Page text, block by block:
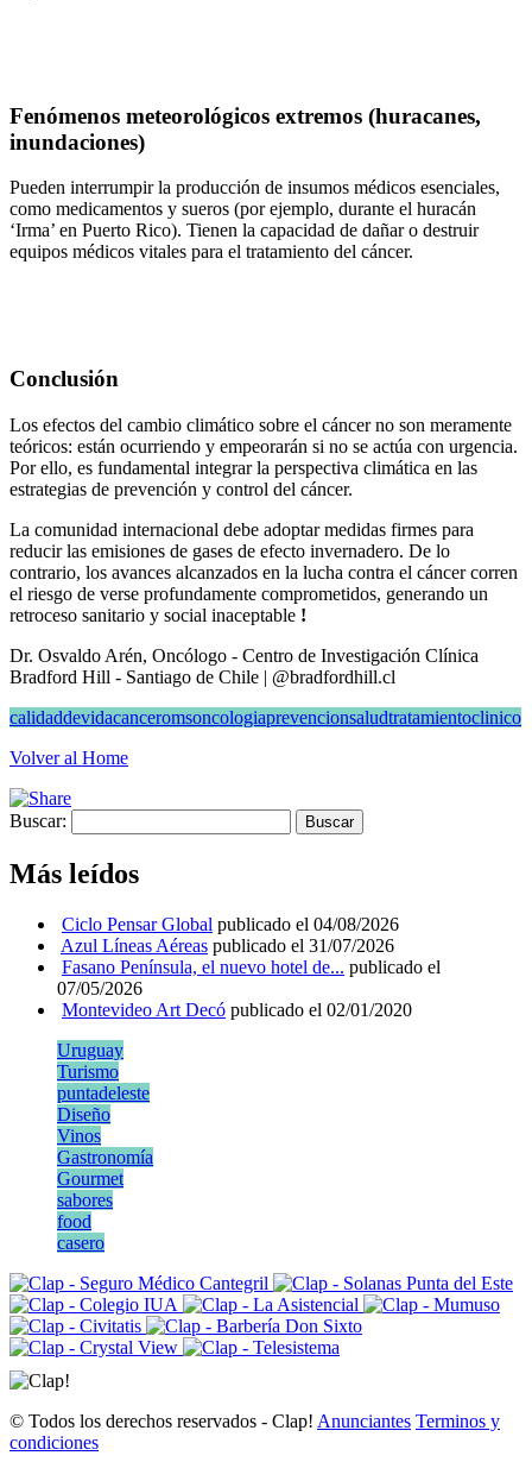
Fenómenos meteorológicos extremos (huracanes,
inundaciones)
Pueden interrumpir la producción de insumos médicos esenciales,
como medicamentos y sueros (por ejemplo, durante el huracán
‘Irma’ en Puerto Rico). Tienen la capacidad de dañar o destruir
equipos médicos vitales para el tratamiento del cáncer.
Conclusión
Los efectos del cambio climático sobre el cáncer no son meramente
teóricos: están ocurriendo y empeorarán si no se actúa con urgencia.
Por ello, es fundamental integrar la perspectiva climática en las
estrategias de prevención y control del cáncer.
La comunidad internacional debe adoptar medidas firmes para
reducir las emisiones de gases de efecto invernadero. De lo
contrario, los avances alcanzados en la lucha contra el cáncer corren
el riesgo de verse profundamente comprometidos, generando un
retroceso sanitario y social inaceptable !
Dr. Osvaldo Arén, Oncólogo - Centro de Investigación Clínica
Bradford Hill - Santiago de Chile | @bradfordhill.cl
calidaddevidacanceromsoncologiaprevencionsaludtratamientoclinico
Volver al Home
Buscar:
Más leídos
Ciclo Pensar Global publicado el 04/08/2026
Azul Líneas Aéreas publicado el 31/07/2026
Fasano Península, el nuevo hotel de... publicado el
07/05/2026
Montevideo Art Decó publicado el 02/01/2020
Uruguay
Turismo
puntadeleste
Diseño
Vinos
Gastronomía
Gourmet
sabores
food
casero
© Todos los derechos reservados - Clap! Anunciantes Terminos y
condiciones